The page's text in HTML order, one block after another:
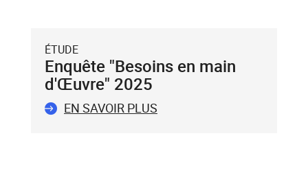
clavier.
Vous
ne
pouvez
ÉTUDE
Enquête "Besoins en main
d'Œuvre" 2025
EN SAVOIR PLUS